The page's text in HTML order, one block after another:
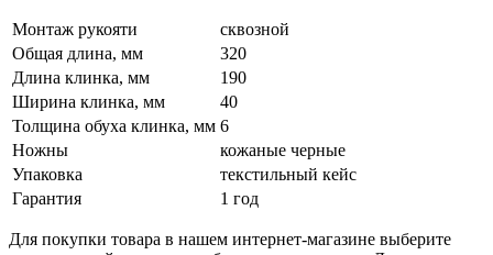
Монтаж рукояти
сквозной
Общая длина, мм
320
Длина клинка, мм
190
Ширина клинка, мм
40
Толщина обуха клинка, мм 6
Ножны
кожаные черные
Упаковка
текстильный кейс
Гарантия
1 год
Для покупки товара в нашем интернет-магазине выберите